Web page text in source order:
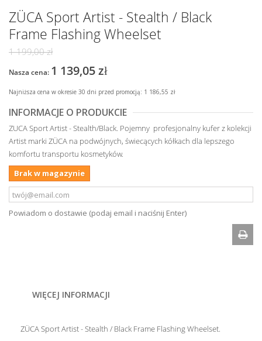
ZÜCA Sport Artist - Stealth / Black
Frame Flashing Wheelset
1 199,00 zł
Nasza cena: 1 139,05 zł
Najniższa cena w okresie 30 dni przed promocją: 1 186,55 zł
INFORMACJE O PRODUKCIE
ZUCA Sport Artist - Stealth/Black. Pojemny profesjonalny kufer z kolekcji
Artist marki ZÜCA na podwójnych, świecących kółkach dla lepszego
komfortu transportu kosmetyków.
Brak w magazynie
Powiadom o dostawie (podaj email i naciśnij Enter)
WIĘCEJ INFORMACJI
ZÜCA Sport Artist - Stealth / Black Frame Flashing Wheelset.